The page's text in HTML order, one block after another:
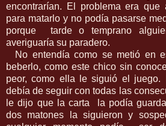
encontrarían. El problema era que
para matarlo y no podía pasarse
porque tarde o temprano
averiguaría su paradero.
No entendía como se metió en
beberlo, como este chico sin
peor, como ella le siguió el juego.
debía de seguir con todas las
le dijo que la carta la podía
dos matones la siguieron y